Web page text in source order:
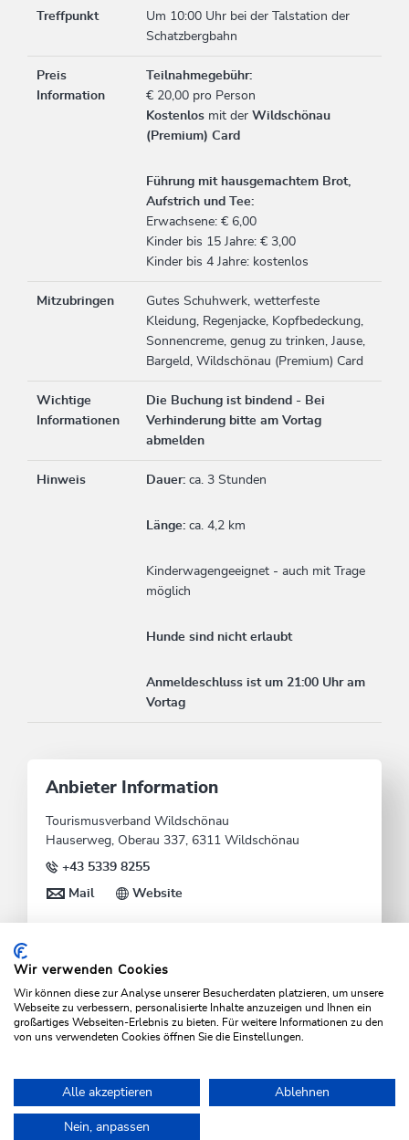
Treffpunkt
Um 10:00 Uhr bei der Talstation der
Schatzbergbahn
Preis
Information
Teilnahmegebühr:
€ 20,00 pro Person
Kostenlos mit derWildschönau
(Premium) Card
Führung mit hausgemachtem Brot,
Aufstrich und Tee:
Erwachsene: € 6,00
Kinder bis 15 Jahre: € 3,00
Kinder bis 4 Jahre: kostenlos
Mitzubringen
Gutes Schuhwerk, wetterfeste
Kleidung, Regenjacke, Kopfbedeckung,
Sonnencreme, genug zu trinken, Jause,
Bargeld, Wildschönau (Premium) Card
Wichtige
Informationen
Die Buchung ist bindend - Bei
Verhinderung bitte am Vortag
abmelden
Hinweis Dauer:ca. 3 Stunden
Länge: ca. 4,2 km
Kinderwagengeeignet - auch mit Trage
möglich
Hunde sind nicht erlaubt
Anmeldeschluss ist um 21:00 Uhr am
Vortag
Anbieter Information
Tourismusverband Wildschönau
Hauserweg, Oberau 337, 6311 Wildschönau
+43 5339 8255
Mail Website
Home Urlaub planen & Buchen Erlebnisshop
Wir verwenden Cookies
Wir können diese zur Analyse unserer Besucherdaten platzieren, um unsere
Webseite zu verbessern, personalisierte Inhalte anzuzeigen und Ihnen ein
großartiges Webseiten-Erlebnis zu bieten. Für weitere Informationen zu den
von uns verwendeten Cookies öffnen Sie die Einstellungen.
Alle akzeptieren Ablehnen
Nein, anpassen